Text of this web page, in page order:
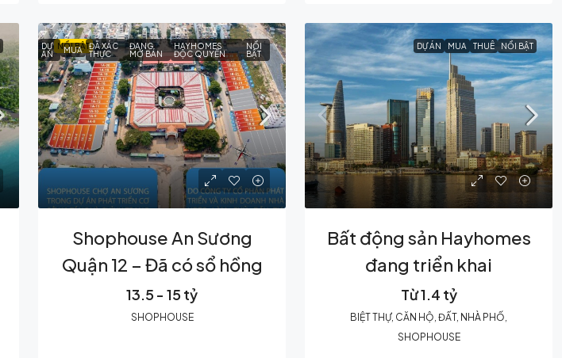
NỔI BẬT
DỰ
ÁN
MUA
ĐÃ XÁC
THỰC
ĐANG
MỞ BÁN
HAYHOMES
ĐỘC QUYỀN
NỔI
BẬT
Shophouse An Sương
Quận 12 – Đã có sổ hồng
13.5 - 15 tỷ
SHOPHOUSE
DỰ ÁN MUA THUÊ NỔI BẬT
Bất động sản Hayhomes
đang triển khai
Từ 1.4 tỷ
BIỆT THỰ, CĂN HỘ, ĐẤT, NHÀ PHỐ,
SHOPHOUSE